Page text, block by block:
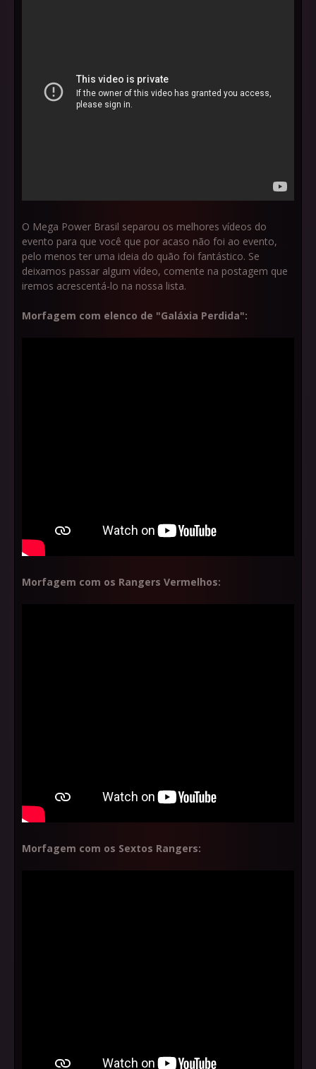
O Mega Power Brasil separou os melhores vídeos do
evento para que você que por acaso não foi ao evento,
pelo menos ter uma ideia do quão foi fantástico. Se
deixamos passar algum vídeo, comente na postagem que
iremos acrescentá-lo na nossa lista.
Morfagem com elenco de "Galáxia Perdida":
Morfagem com os Rangers Vermelhos:
Morfagem com os Sextos Rangers: